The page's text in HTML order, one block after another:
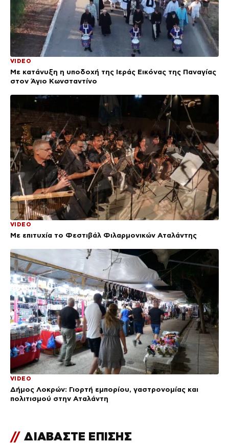
VIDEO
Με κατάνυξη η υποδοχή της Ιεράς Εικόνας της Παναγίας
στον Άγιο Κωνσταντίνο
VIDEO
Με επιτυχία το Φεστιβάλ Φιλαρμονικών Αταλάντης
VIDEO
Δήμος Λοκρών: Γιορτή εμπορίου, γαστρονομίας και
πολιτισμού στην Αταλάντη
// ΔΙΑΒΑΣΤΕ ΕΠΙΣΗΣ